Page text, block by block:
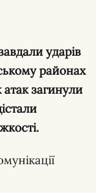
ударів
районах
атак загинули